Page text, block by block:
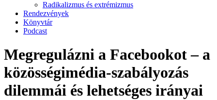
Radikalizmus és extrémizmus
Rendezvények
Könyvtár
Podcast
Megregulázni a Facebookot – a
közösségimédia-szabályozás
dilemmái és lehetséges irányai